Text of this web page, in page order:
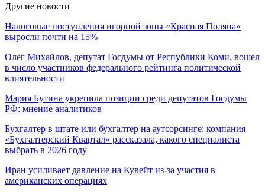
Другие новости
Налоговые поступления игорной зоны «Красная Поляна»
выросли почти на 15%
Олег Михайлов, депутат Госдумы от Республики Коми, вошел
в число участников федерального рейтинга политической
влиятельности
Мария Бутина укрепила позиции среди депутатов Госдумы
РФ: мнение аналитиков
Бухгалтер в штате или бухгалтер на аутсорсинге: компания
«Бухгалтерский Квартал» рассказала, какого специалиста
выбрать в 2026 году
Иран усиливает давление на Кувейт из-за участия в
американских операциях